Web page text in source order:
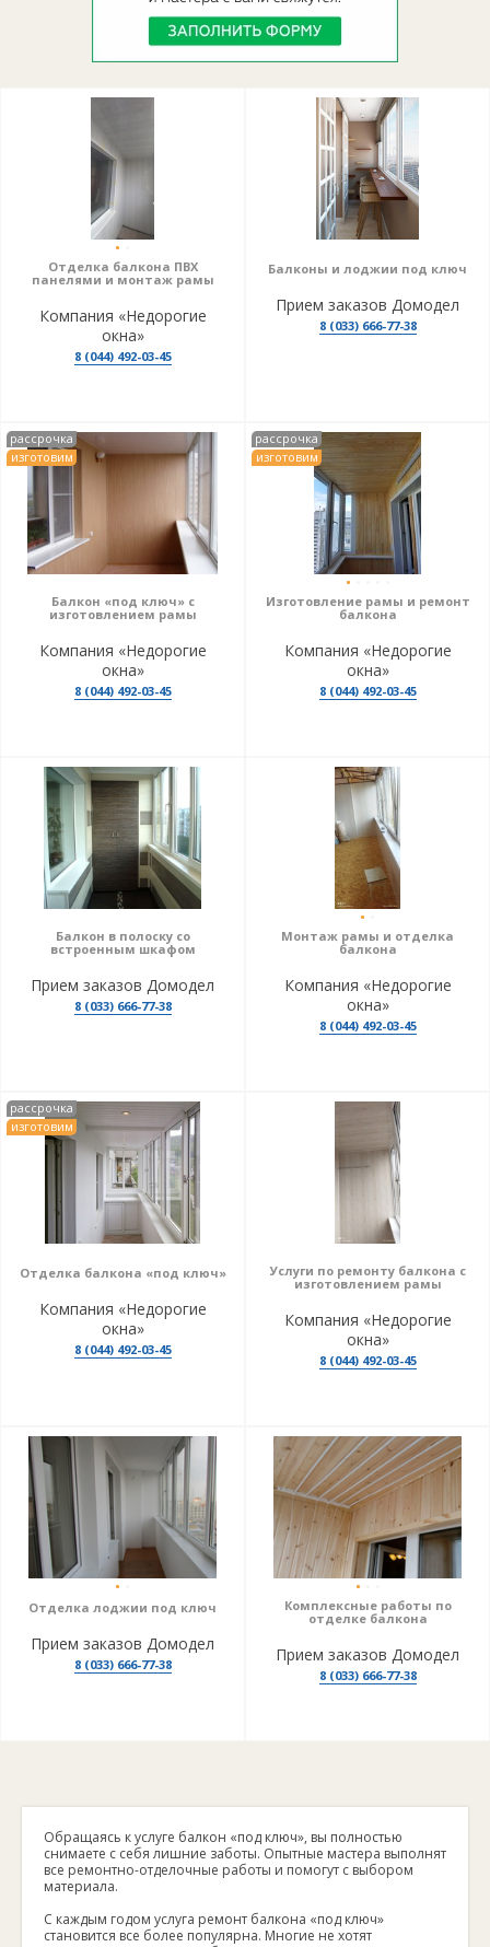
Отделка балкона ПВХ
панелями и монтаж рамы
Компания «Недорогие
окна»
8 (044) 492-03-45
Балконы и лоджии под ключ
Прием заказов Домодел
8 (033) 666-77-38
рассрочка
изготовим
Балкон «под ключ» с
изготовлением рамы
Компания «Недорогие
окна»
8 (044) 492-03-45
рассрочка
изготовим
Изготовление рамы и ремонт
балкона
Компания «Недорогие
окна»
8 (044) 492-03-45
Балкон в полоску со
встроенным шкафом
Прием заказов Домодел
8 (033) 666-77-38
Монтаж рамы и отделка
балкона
Компания «Недорогие
окна»
8 (044) 492-03-45
рассрочка
изготовим
Отделка балкона «под ключ»
Компания «Недорогие
окна»
8 (044) 492-03-45
Услуги по ремонту балкона с
изготовлением рамы
Компания «Недорогие
окна»
8 (044) 492-03-45
Отделка лоджии под ключ
Прием заказов Домодел
8 (033) 666-77-38
Комплексные работы по
отделке балкона
Прием заказов Домодел
8 (033) 666-77-38
Обращаясь к услуге балкон «под ключ», вы полностью
снимаете с себя лишние заботы. Опытные мастера выполнят
все ремонтно-отделочные работы и помогут с выбором
материала.
С каждым годом услуга ремонт балкона «под ключ»
становится все более популярна. Многие не хотят